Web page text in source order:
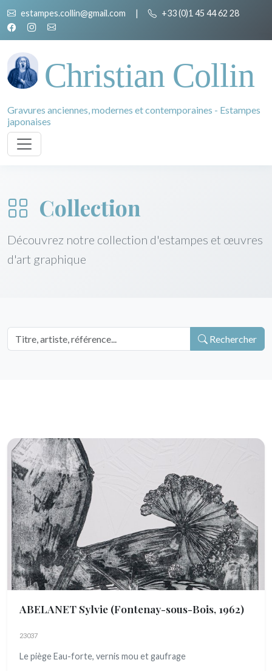
estampes.collin@gmail.com | +33 (0)1 45 44 62 28
Christian Collin
Gravures anciennes, modernes et contemporaines - Estampes
japonaises
Collection
Découvrez notre collection d'estampes et œuvres
d'art graphique
Rechercher
ABELANET Sylvie (Fontenay-sous-Bois, 1962)
23037
Le piège Eau-forte, vernis mou et gaufrage